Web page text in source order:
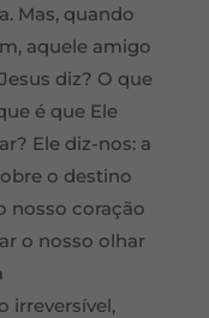
Mas, quando
aquele amigo
diz? O que
é que Ele
Ele diz-nos: a
o destino
nosso coração
o nosso olhar
irreversível,